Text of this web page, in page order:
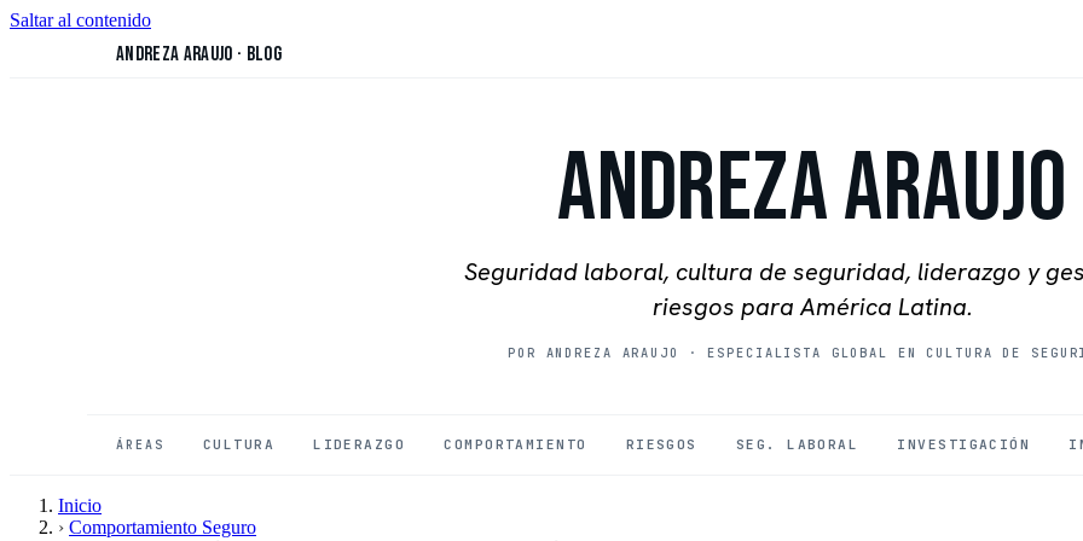
Saltar al contenido
Andreza Araujo · Blog
Andreza Araujo
Seguridad laboral, cultura de seguridad, liderazgo y
riesgos para América Latina.
POR ANDREZA ARAUJO · ESPECIALISTA GLOBAL EN CULTURA DE
ÁREAS CULTURA LIDERAZGO COMPORTAMIENTO RIESGOS SEG. LABORAL INVESTIGACIÓN
Inicio
› Comportamiento Seguro